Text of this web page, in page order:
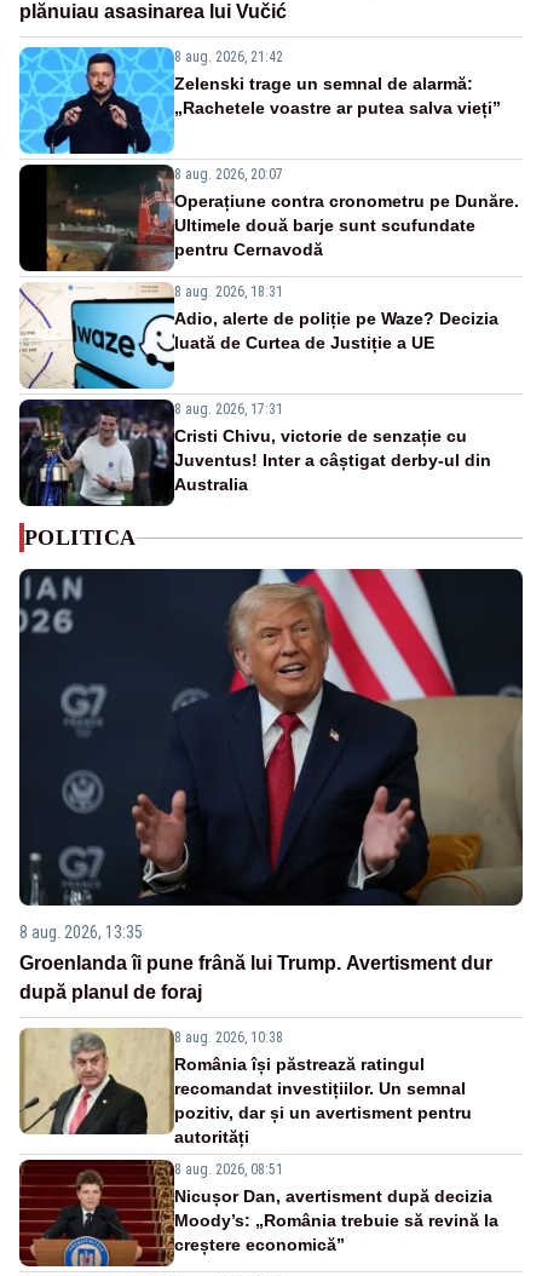
plănuiau asasinarea lui Vučić
8 aug. 2026, 21:42
Zelenski trage un semnal de alarmă:
„Rachetele voastre ar putea salva vieți”
8 aug. 2026, 20:07
Operațiune contra cronometru pe Dunăre.
Ultimele două barje sunt scufundate
pentru Cernavodă
8 aug. 2026, 18:31
Adio, alerte de poliție pe Waze? Decizia
luată de Curtea de Justiție a UE
8 aug. 2026, 17:31
Cristi Chivu, victorie de senzație cu
Juventus! Inter a câștigat derby-ul din
Australia
POLITICA
8 aug. 2026, 13:35
Groenlanda îi pune frână lui Trump. Avertisment dur
după planul de foraj
8 aug. 2026, 10:38
România își păstrează ratingul
recomandat investițiilor. Un semnal
pozitiv, dar și un avertisment pentru
autorități
8 aug. 2026, 08:51
Nicușor Dan, avertisment după decizia
Moody’s: „România trebuie să revină la
creștere economică”